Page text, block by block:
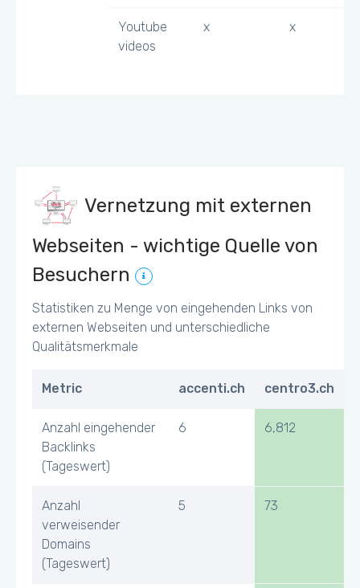
Youtube
videos
x x
Vernetzung mit externen
Webseiten - wichtige Quelle von
Besuchern
Statistiken zu Menge von eingehenden Links von
externen Webseiten und unterschiedliche
Qualitätsmerkmale
Metric accenti.ch centro3.ch
Anzahl eingehender
Backlinks
(Tageswert)
6 6,812
Anzahl
verweisender
Domains
(Tageswert)
5 73